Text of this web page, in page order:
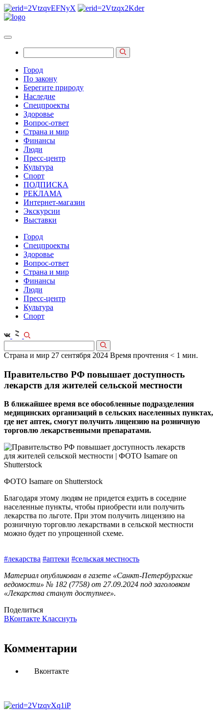
Город
По закону
Берегите природу
Наследие
Спецпроекты
Здоровье
Вопрос-ответ
Страна и мир
Финансы
Люди
Пресс-центр
Культура
Спорт
ПОДПИСКА
РЕКЛАМА
Интернет-магазин
Экскурсии
Выставки
Город
Спецпроекты
Здоровье
Вопрос-ответ
Страна и мир
Финансы
Люди
Пресс-центр
Культура
Спорт
Страна и мир 27 сентября 2024 Время прочтения < 1 мин.
Правительство РФ повышает доступность
лекарств для жителей сельской местности
В ближайшее время все обособленные подразделения
медицинских организаций в сельских населенных пунктах,
где нет аптек, смогут получить лицензию на розничную
торговлю лекарственными препаратами.
ФОТО Isamare on Shutterstock
Благодаря этому людям не придется ездить в соседние
населенные пункты, чтобы приобрести или получить
лекарства по льготе. При этом получить лицензию на
розничную торговлю лекарствами в сельской местности
можно будет по упрощенной схеме.
#лекарства #аптеки #сельская местность
Материал опубликован в газете «Санкт-Петербургские
ведомости» № 182 (7758) от 27.09.2024 под заголовком
«Лекарства станут доступнее».
Поделиться
ВКонтакте Класснуть
Комментарии
Вконтакте